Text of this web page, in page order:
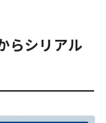
らシリアル